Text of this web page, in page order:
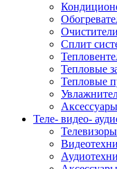
Сплит
Тепловые
Тепловые
Теле- видео-
Телевизоры